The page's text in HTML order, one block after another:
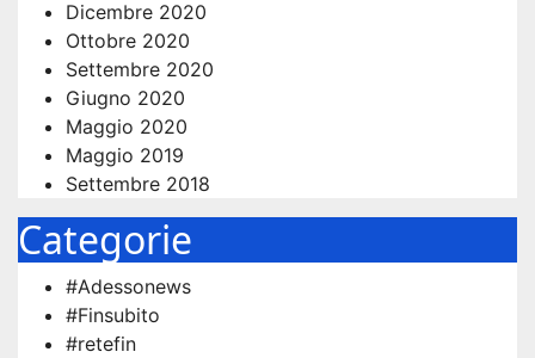
Dicembre 2020
Ottobre 2020
Settembre 2020
Giugno 2020
Maggio 2020
Maggio 2019
Settembre 2018
Categorie
#Adessonews
#Finsubito
#retefin